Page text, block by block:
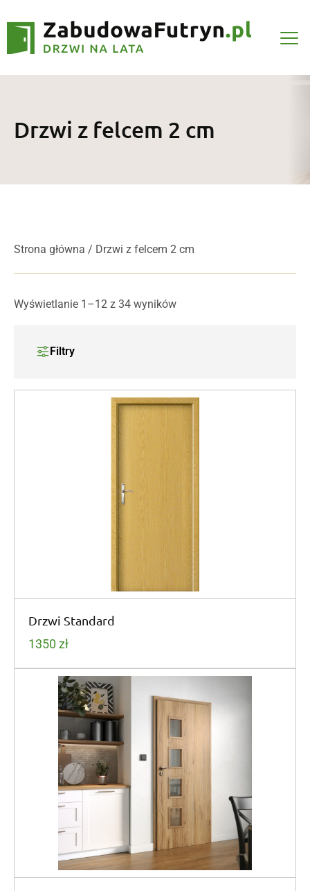
Drzwi z felcem 2 cm
Strona główna / Drzwi z felcem 2 cm
Wyświetlanie 1–12 z 34 wynikówPosortowane według
Filtry
Drzwi Standard
1350 zł